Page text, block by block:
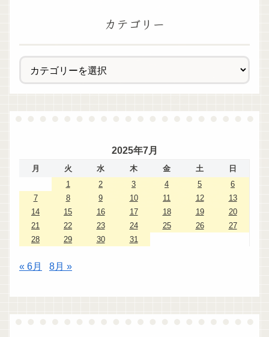
カテゴリー
2025年7月
月 火 水 木 金 土
日
1
2 3 4 5
6
7
8 9 10 11 12
13
14
15 16 17 18 19
20
21
22 23 24 25 26
27
28
29 30 31
« 6月 8月 »